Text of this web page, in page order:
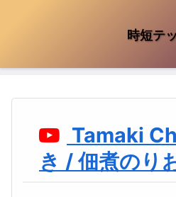
時短テ
Tamaki
き / 佃煮のり